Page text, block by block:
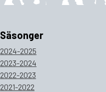
Säsonger
2024-2025
2023-2024
2022-2023
2021-2022